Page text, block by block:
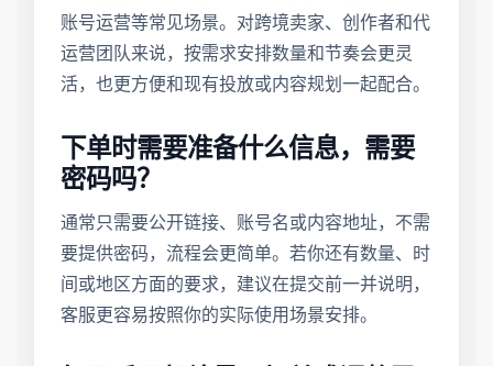
账号运营等常见场景。对跨境卖家、创作者和代
运营团队来说，按需求安排数量和节奏会更灵
活，也更方便和现有投放或内容规划一起配合。
下单时需要准备什么信息，需要
密码吗？
通常只需要公开链接、账号名或内容地址，不需
要提供密码，流程会更简单。若你还有数量、时
间或地区方面的要求，建议在提交前一并说明，
客服更容易按照你的实际使用场景安排。